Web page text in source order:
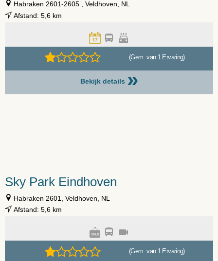
Habraken 2601-2605 , Veldhoven, NL
Afstand: 5,6 km
(Gem. van 1 Ervaring)
Bekijk details »
Sky Park Eindhoven
Habraken 2601, Veldhoven, NL
Afstand: 5,6 km
(Gem. van 1 Ervaring)